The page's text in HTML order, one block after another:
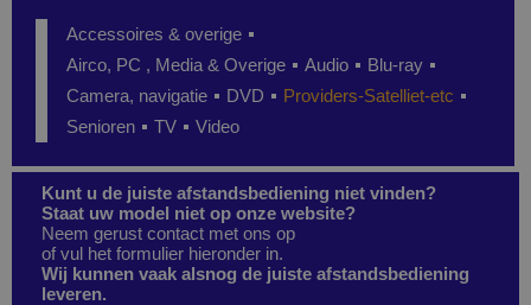
Accessoires & overige
Airco, PC , Media & Overige
Audio
Blu-ray
Camera, navigatie
DVD
Providers-Satelliet-etc
Senioren
TV Video
Kunt u de juiste afstandsbediening niet vinden?
Staat uw model niet op onze website?
Neem gerust contact met ons op
of vul het formulier hieronder in.
Wij kunnen vaak alsnog de juiste afstandsbediening
leveren.